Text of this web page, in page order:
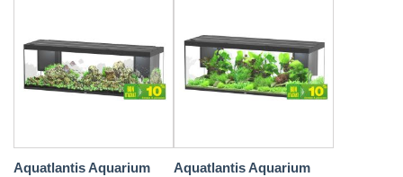
Aquatlantis Aquarium
Aquatlantis Aquarium